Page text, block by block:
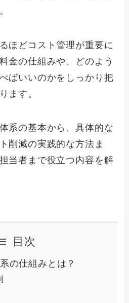
ほどコスト管理が重要に
金の仕組みや、どのよう
ばいいのかをしっかり把
ます。
系の基本から、具体的な
削減の実践的な方法ま
当者まで役立つ内容を解
目次
の仕組みとは？